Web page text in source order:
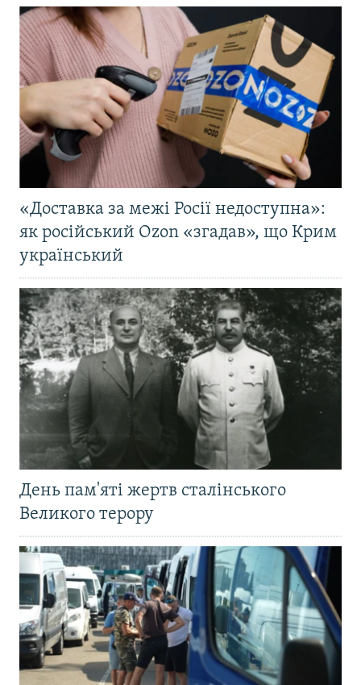
«Доставка за межі Росії недоступна»:
як російський Ozon «згадав», що Крим
український
День пам'яті жертв сталінського
Великого терору